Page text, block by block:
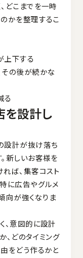
どこまでを一時
かを整理するこ
上下する
その後が続かな
る
を設計し
設計が抜け落ち
新しいお客様を
ば、集客コスト
に広告やグルメ
向が強くなりま
、意図的に設計
、どのタイミング
をどう作るかと